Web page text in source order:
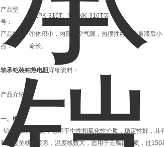
产品型
号：
WZPK-316T、WRNK-316T等
产品特
点：
①体积小，内部无空气隙，热惯性好，测量滞
命长。
轴承铠装铂热电阻详细资料：
产品介绍：
一、概要
铂热电阻精度高，适用于中性和氧化性介质，稳定性好，
和温度呈线性关系，温度线数大，适用于无腐蚀介质，过